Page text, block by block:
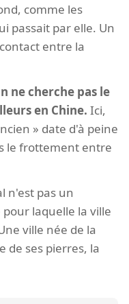
comme les
passait par elle. Un
entre la
ne cherche pas le
en Chine. Ici,
» date d'à peine
le frottement entre
n'est pas un
laquelle la ville
ville née de la
de ses pierres, la